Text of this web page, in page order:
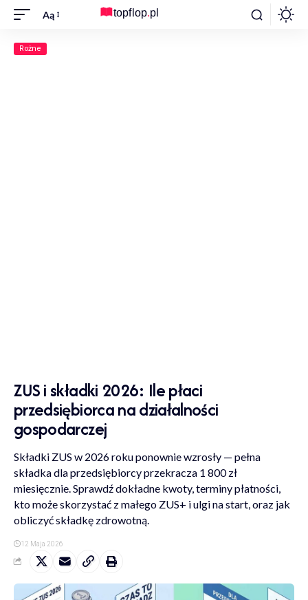
Aą
Rożne
ZUS i składki 2026: Ile płaci
przedsiębiorca na działalności
gospodarczej
Składki ZUS w 2026 roku ponownie wzrosły — pełna
składka dla przedsiębiorcy przekracza 1 800 zł
miesięcznie. Sprawdź dokładne kwoty, terminy płatności,
kto może skorzystać z małego ZUS+ i ulgi na start, oraz jak
obliczyć składkę zdrowotną.
12 Maja 2026